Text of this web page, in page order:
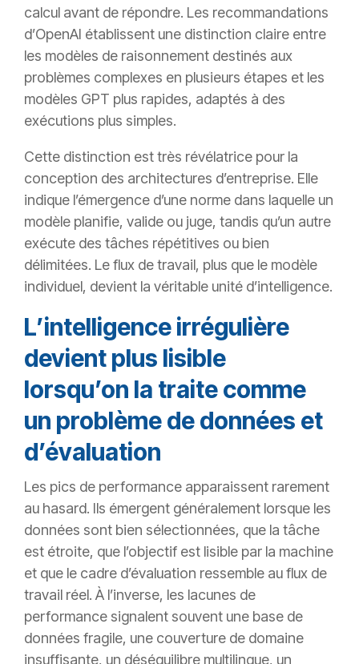
calcul avant de répondre. Les recommandations
d’OpenAI établissent une distinction claire entre
les modèles de raisonnement destinés aux
problèmes complexes en plusieurs étapes et les
modèles GPT plus rapides, adaptés à des
exécutions plus simples.
Cette distinction est très révélatrice pour la
conception des architectures d’entreprise. Elle
indique l’émergence d’une norme dans laquelle un
modèle planifie, valide ou juge, tandis qu’un autre
exécute des tâches répétitives ou bien
délimitées. Le flux de travail, plus que le modèle
individuel, devient la véritable unité d’intelligence.
L’intelligence irrégulière
devient plus lisible
lorsqu’on la traite comme
un problème de données et
d’évaluation
Les pics de performance apparaissent rarement
au hasard. Ils émergent généralement lorsque les
données sont bien sélectionnées, que la tâche
est étroite, que l’objectif est lisible par la machine
et que le cadre d’évaluation ressemble au flux de
travail réel. À l’inverse, les lacunes de
performance signalent souvent une base de
données fragile, une couverture de domaine
insuffisante, un déséquilibre multilingue, un